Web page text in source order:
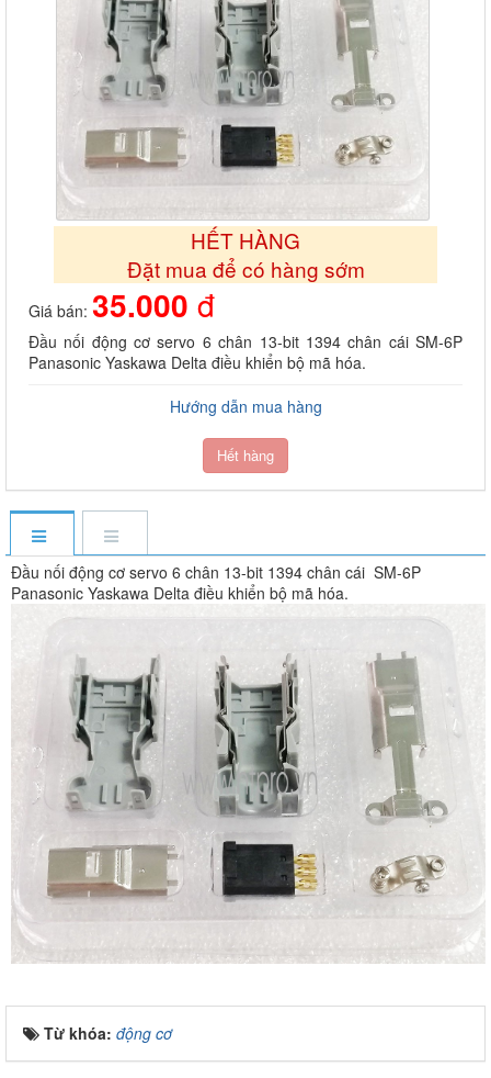
HẾT HÀNG
Đặt mua để có hàng sớm
Giá bán: 35.000 đ
Đầu nối động cơ servo 6 chân 13-bit 1394 chân cái SM-6P
Panasonic Yaskawa Delta điều khiển bộ mã hóa.
Hướng dẫn mua hàng
Hết hàng
Đầu nối động cơ servo 6 chân 13-bit 1394 chân cái SM-6P
Panasonic Yaskawa Delta điều khiển bộ mã hóa.
Từ khóa: động cơ